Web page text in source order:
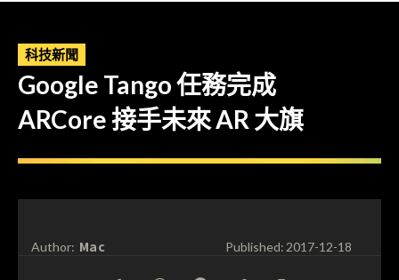
科技新聞
Google Tango 任務完成
ARCore 接手未來 AR 大旗
Author: Mac Published:2017-12-18